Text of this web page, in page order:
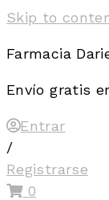
Skip to
Farmacia
Envío gratis
Entrar
/
Registrarse
0